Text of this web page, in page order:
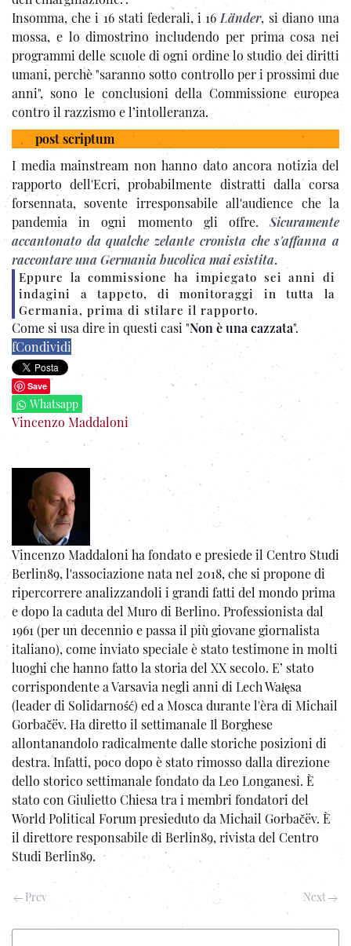
Insomma, che i 16 stati federali, i 16 Länder, si diano una
mossa, e lo dimostrino includendo per prima cosa nei
programmi delle scuole di ogni ordine lo studio dei diritti
umani, perchè "saranno sotto controllo per i prossimi due
anni", sono le conclusioni della Commissione europea
contro il razzismo e l’intolleranza.
post scriptum
I media mainstream non hanno dato ancora notizia del
rapporto dell'Ecri, probabilmente distratti dalla corsa
forsennata, sovente irresponsabile all'audience che la
pandemia in ogni momento gli offre. Sicuramente
accantonato da qualche zelante cronista che s'affanna a
raccontare una Germania bucolica mai esistita.
Eppure la commissione ha impiegato sei anni di
indagini a tappeto, di monitoraggi in tutta la
Germania, prima di stilare il rapporto.
Come si usa dire in questi casi "Non è una cazzata".
fCondividi
Save
Whatsapp
Vincenzo Maddaloni
Vincenzo Maddaloni ha fondato e presiede il Centro Studi
Berlin89, l'associazione nata nel 2018, che si propone di
ripercorrere analizzandoli i grandi fatti del mondo prima
e dopo la caduta del Muro di Berlino. Professionista dal
1961 (per un decennio e passa il più giovane giornalista
italiano), come inviato speciale è stato testimone in molti
luoghi che hanno fatto la storia del XX secolo. E’ stato
corrispondente a Varsavia negli anni di Lech Wałęsa
(leader di Solidarność) ed a Mosca durante l'èra di Michail
Gorbačëv. Ha diretto il settimanale Il Borghese
allontanandolo radicalmente dalle storiche posizioni di
destra. Infatti, poco dopo è stato rimosso dalla direzione
dello storico settimanale fondato da Leo Longanesi. È
stato con Giulietto Chiesa tra i membri fondatori del
World Political Forum presieduto da Michail Gorbačëv. È
il direttore responsabile di Berlin89, rivista del Centro
Studi Berlin89.
Prev Next